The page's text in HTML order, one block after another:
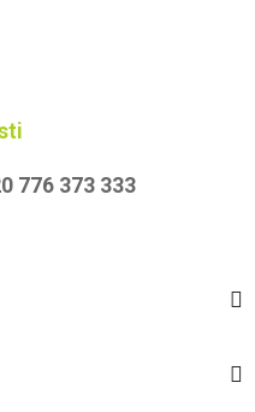
776 373 333